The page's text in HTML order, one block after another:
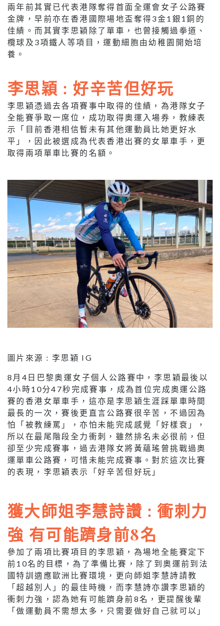
兩年前其實已代表港隊奪得首面全運會女子公路賽
金牌，早前亦在香港國際場地盃奪得3金1銀1銅的
佳績。而其實李思穎除了單車，也曾接觸過拳道、
欖球及3項鐵人等項目，運動細胞由幼稚園開始培
養。
李思穎 : 好辛苦但好玩
李思穎憑過去各項賽事中取得的佳績，為港隊女子
全能賽爭取一席位，成功取得奧運入場券，教練表
示「目前香港相信暫未有其他運動員比她更好水
平」，因此被選成為代表香港出賽的女單車手，更
取得兩項單車比賽的名額。
圖片來源 : 李思穎 IG
8月4日巴黎奧運女子個人公路賽中，李思穎最後以
4小時10分47秒完成賽事，成為首位完成奧運公路
賽的香港女單車手，這亦是李思穎生涯踩單車時間
最長的一次，賽後更直言公路賽很辛苦，不過因為
怕「被教練罵」，亦怕未能完成感覺「好樣衰」，
所以在最尾階段全力衝刺，雖然排名未必很前，但
卻至少完成賽事，過去港隊女將黃蘊瑤曾挑戰過奧
運單車公路賽，可惜未能完成賽事。對於這次比賽
的表現，李思穎表示「好辛苦但好玩」
獲大師姐李慧詩讚 : 衝刺力
強 有可能躋身前8名
參加了兩項比賽項目的李思穎，為場地全能賽定下
前10名的目標，為了準備比賽，除了到奧運前到法
國特訓適應歐洲比賽環境，更向師姐李慧詩請教
「超越別人」的最佳時機，而李慧詩亦讚李思穎的
衝刺力強，認為她有可能躋身前8名，更提醒後輩
「做運動員不需想太多，只需要做好自己就可以」